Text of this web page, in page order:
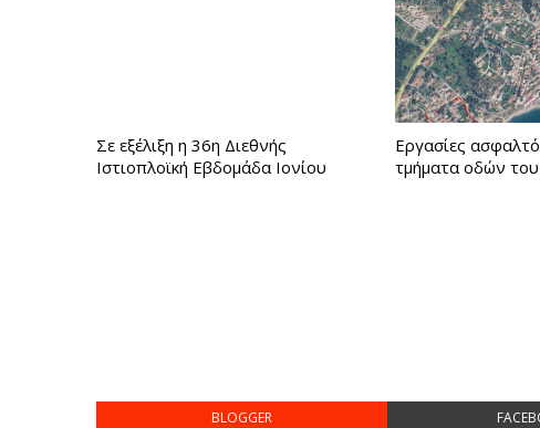
Σε εξέλιξη η 36η Διεθνής
Ιστιοπλοϊκή Εβδομάδα Ιονίου
Εργασίες
τμήματα οδών
BLOGGER